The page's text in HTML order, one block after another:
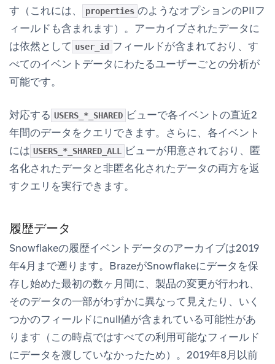
す（これには、
properties のようなオプションのPIIフ
ィールドも含まれます）。アーカイブされたデータに
は依然として user_id フィールドが含まれており、す
べてのイベントデータにわたるユーザーごとの分析が
可能です。
対応する USERS_*_SHARED ビューで各イベントの直近2
年間のデータをクエリできます。さらに、各イベント
には USERS_*_SHARED_ALL
ビューが用意されており、匿
名化されたデータと非匿名化されたデータの両方を返
すクエリを実行できます。
履歴データ
Snowflakeの履歴イベントデータのアーカイブは2019
年4月まで遡ります。BrazeがSnowflakeにデータを保
存し始めた最初の数ヶ月間に、製品の変更が行われ、
そのデータの一部がわずかに異なって見えたり、いく
つかのフィールドにnull値が含まれている可能性があ
ります（この時点ではすべての利用可能なフィールド
にデータを渡していなかったため）。2019年8月以前